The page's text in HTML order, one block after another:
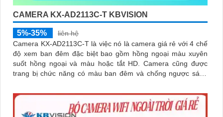
CAMERA KX-AD2113C-T KBVISION
5%-35%
liên hệ
Camera KX-AD2113C-T là việc nó là camera giá rẻ với 4 chế
độ xem ban đêm đặc biệt bao gồm hồng ngoại màu xuyên
suốt hồng ngoại và màu hoặc tắt HD. Camera cũng được
trang bị chức năng có màu ban đêm và chống ngược sáng